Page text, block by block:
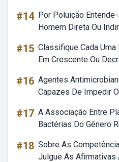
#14 Por Poluição
Homem Direta Ou
#15 Classifique Cada
Em Crescente Ou
#16 Agentes
Capazes De Impedir
#17 A Associação Entre
Bactérias Do Gênero
#18 Sobre As
Julgue As Afirmativas